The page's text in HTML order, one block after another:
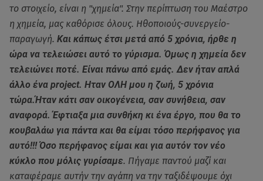
το στοιχείο, είναι η "χημεία". Στην περίπτωση του Μαέστρο
η χημεία, μας καθόρισε όλους. Ηθοποιούς-συνεργείο-
παραγωγή. Και κάπως έτσι μετά από 5 χρόνια, ήρθε η
ώρα να τελειώσει αυτό το γύρισμα. Όμως η χημεία δεν
τελειώνει ποτέ. Είναι πάνω από εμάς. Δεν ήταν απλά
άλλο ένα project. Ηταν ΟΛΗ μου η ζωή, 5 χρόνια
τώρα.Ήταν κάτι σαν οικογένεια, σαν συνήθεια, σαν
αναφορά. Έφτιαξα μια συνθήκη κι ένα έργο, που θα το
κουβαλάω για πάντα και θα είμαι τόσο περήφανος για
αυτό!!! Όσο περήφανος είμαι και για αυτόν τον νέο
κύκλο που μόλις γυρίσαμε. Πήγαμε παντού μαζί και
καταφέραμε αυτήν την αγάπη να την ταξιδέψουμε όχι